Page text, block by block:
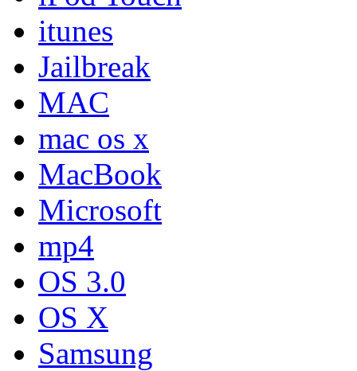
itunes
Jailbreak
MAC
mac os x
MacBook
Microsoft
mp4
OS 3.0
OS X
Samsung